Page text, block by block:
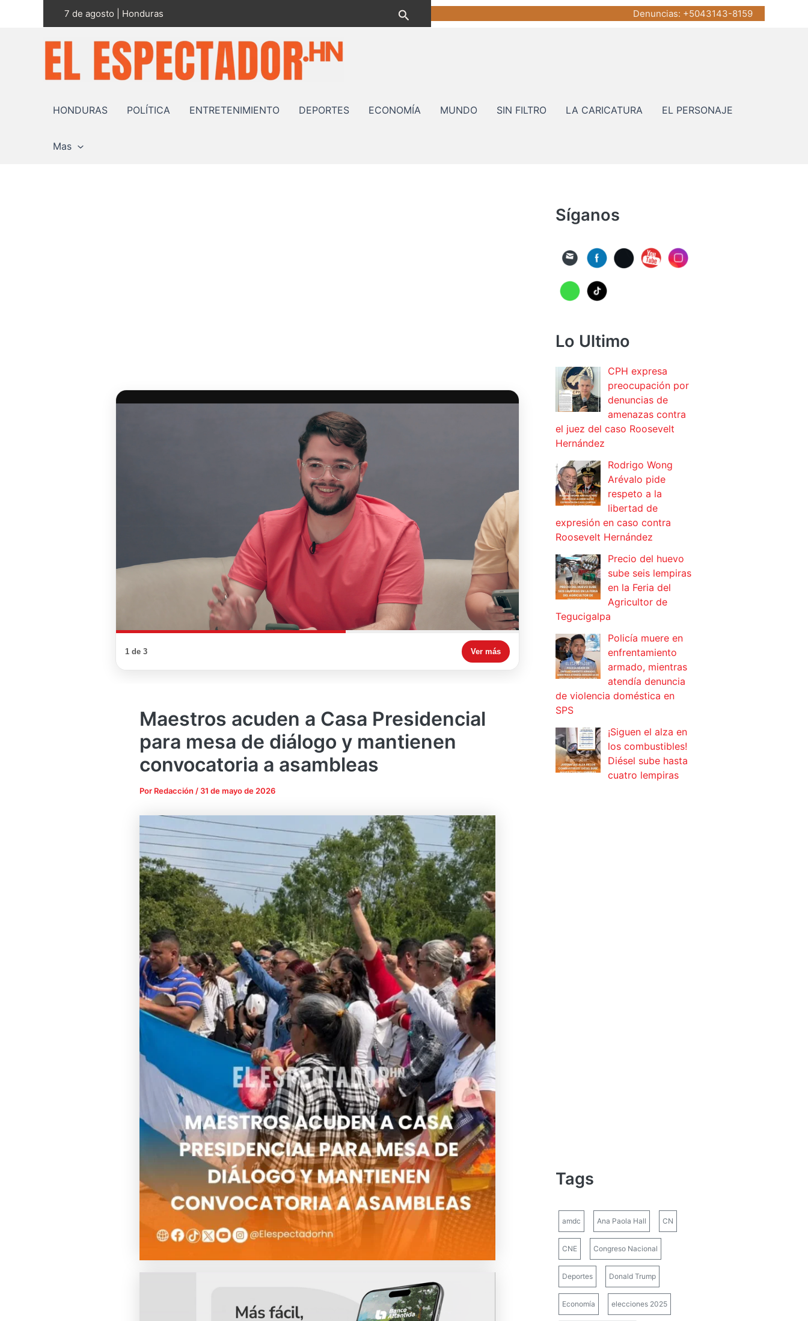
7 de agosto | Honduras Buscar Denuncias: +5043143-8159
HONDURAS POLÍTICA ENTRETENIMIENTO DEPORTES ECONOMÍA MUNDO SIN FILTRO LA CARICATURA EL PERSONAJE
Mas
1 de 3 Ver más
Maestros acuden a Casa Presidencial
para mesa de diálogo y mantienen
convocatoria a asambleas
Por Redacción / 31 de mayo de 2026
Síganos
Lo Ultimo
CPH expresa
preocupación por
denuncias de
amenazas contra
el juez del caso Roosevelt
Hernández
Rodrigo Wong
Arévalo pide
respeto a la
libertad de
expresión en caso contra
Roosevelt Hernández
Precio del huevo
sube seis lempiras
en la Feria del
Agricultor de
Tegucigalpa
Policía muere en
enfrentamiento
armado, mientras
atendía denuncia
de violencia doméstica en
SPS
¡Siguen el alza en
los combustibles!
Diésel sube hasta
cuatro lempiras
Tags
amdc Ana Paola Hall CN
CNE Congreso Nacional
Deportes Donald Trump
Economía elecciones 2025